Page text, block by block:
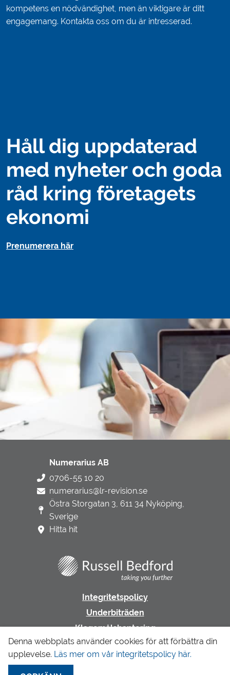
kompetens en nödvändighet, men än viktigare är ditt
engagemang. Kontakta oss om du är intresserad.
Håll dig uppdaterad
med nyheter och goda
råd kring företagets
ekonomi
Prenumerera här
Numerarius AB
0706-55 10 20
numerarius@lr-revision.se
Östra Storgatan 3, 611 34 Nyköping,
Sverige
Hitta hit
Integritetspolicy
Underbiträden
Klagomålshantering
Gå till LR Revision & Redovisning
Denna webbplats använder cookies för att förbättra din
upplevelse.
Läs mer om vår integritetspolicy här.